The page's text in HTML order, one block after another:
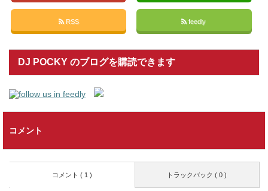
RSS feedly
DJ POCKY のブログを購読できます
コメント
トラックバック ( 0 )
コメント ( 1 )